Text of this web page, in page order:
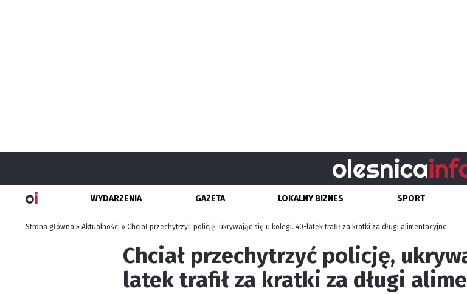
WYDARZENIA GAZETA LOKALNY BIZNES SPORT
Strona główna » Aktualności » Chciał przechytrzyć policję, ukrywając się u kolegi. 40-latek trafił za kratki za długi alimentacyjne
Chciał przechytrzyć policję,
latek trafił za kratki za długi